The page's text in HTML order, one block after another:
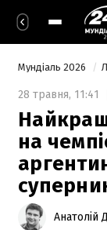
Мундіаль 2026
28 травня, 11:41
на
Анатолій